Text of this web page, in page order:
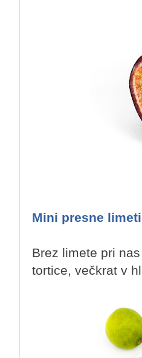
Mini presne
Brez limete pri
tortice, večkrat v